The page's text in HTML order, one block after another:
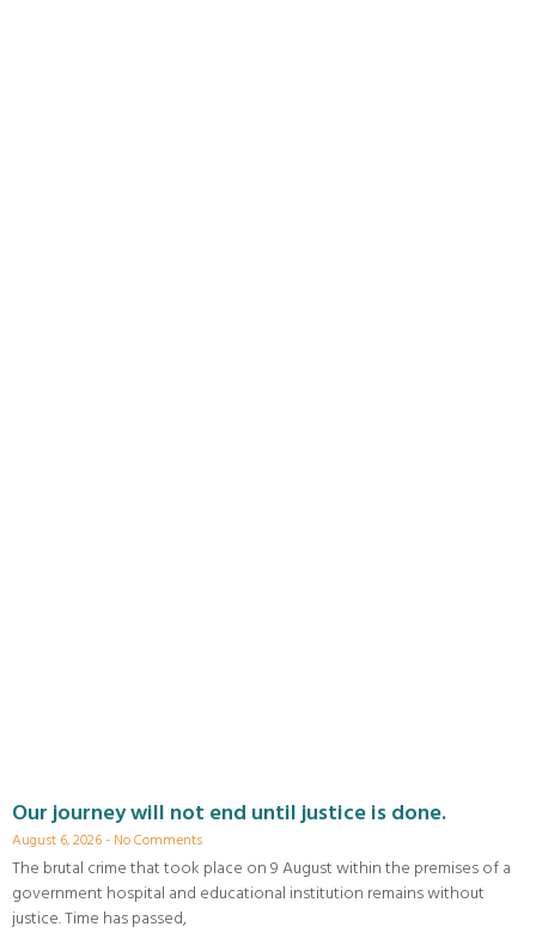
Our journey will not end until justice is done.
August 6, 2026 No Comments
The brutal crime that took place on 9 August within the premises of a
government hospital and educational institution remains without
justice. Time has passed,